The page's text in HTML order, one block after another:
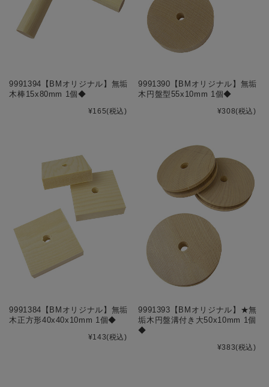
9991394【BMオリジナル】無垢
木棒15x80mm 1個◆
¥165(税込)
9991390【BMオリジナル】無垢
木円盤型55x10mm 1個◆
¥308(税込)
9991384【BMオリジナル】無垢
木正方形40x40x10mm 1個◆
¥143(税込)
9991393【BMオリジナル】★無
垢木円盤溝付き大50x10mm 1個
◆
¥383(税込)